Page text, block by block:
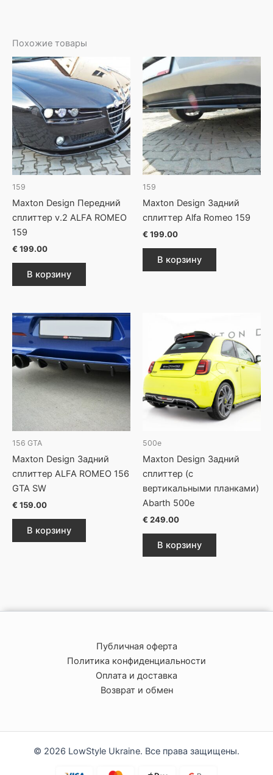
Похожие товары
159
Maxton Design Передний
сплиттер v.2 ALFA ROMEO
159
€ 199.00
В корзину
159
Maxton Design Задний
сплиттер Alfa Romeo 159
€ 199.00
В корзину
156 GTA
Maxton Design Задний
сплиттер ALFA ROMEO 156
GTA SW
€ 159.00
В корзину
500e
Maxton Design Задний
сплиттер (с
вертикальными планками)
Abarth 500e
€ 249.00
В корзину
Публичная оферта
Политика конфиденциальности
Оплата и доставка
Возврат и обмен
© 2026 LowStyle Ukraine. Все права защищены.